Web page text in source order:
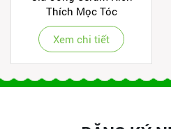
Thích Mọc Tóc
Xem chi tiết